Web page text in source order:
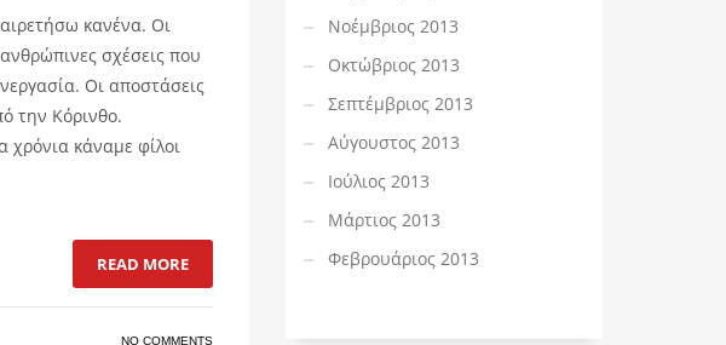
κανένα. Οι
σχέσεις που
Οι αποστάσεις
την Κόρινθο.
χρόνια κάναμε φίλοι
READ MORE
NO COMMENTS
Νοέμβριος 2013
Οκτώβριος 2013
Σεπτέμβριος 2013
Αύγουστος 2013
Ιούλιος 2013
Μάρτιος 2013
Φεβρουάριος 2013